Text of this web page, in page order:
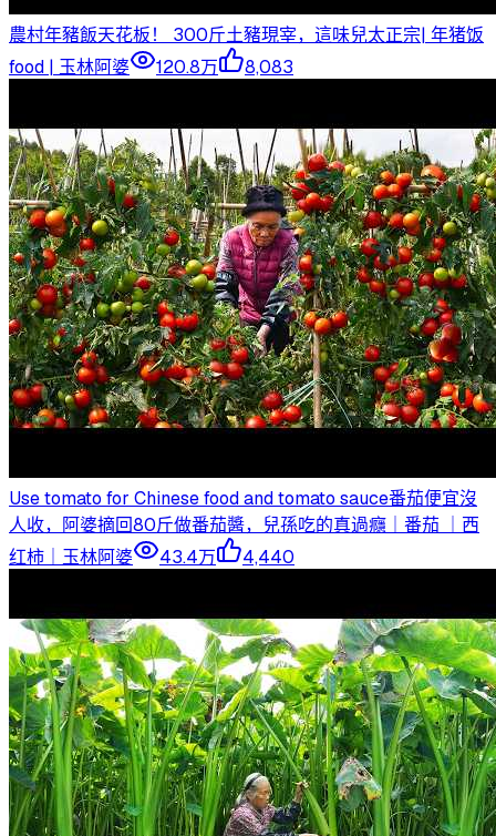
農村年豬飯天花板！ 300斤土豬現宰，這味兒太正宗| 年猪饭
food | 玉林阿婆
120.8万 8,083
Use tomato for Chinese food and tomato sauce番茄便宜沒
人收，阿婆摘回80斤做番茄醬，兒孫吃的真過癮｜番茄 ｜西
红柿｜玉林阿婆
43.4万 4,440